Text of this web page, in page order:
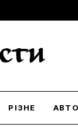
РІЗНЕ АВТО